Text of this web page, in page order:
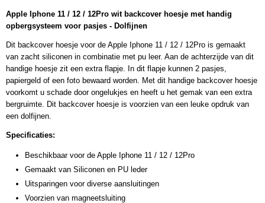
Apple Iphone 11 / 12 / 12Pro wit backcover hoesje met handig
opbergsysteem voor pasjes - Dolfijnen
Dit backcover hoesje voor de Apple Iphone 11 / 12 / 12Pro is gemaakt
van zacht siliconen in combinatie met pu leer. Aan de achterzijde van dit
handige hoesje zit een extra flapje. In dit flapje kunnen 2 pasjes,
papiergeld of een foto bewaard worden. Met dit handige backcover hoesje
voorkomt u schade door ongelukjes en heeft u het gemak van een extra
bergruimte. Dit backcover hoesje is voorzien van een leuke opdruk van
een dolfijnen.
Specificaties:
Beschikbaar voor de Apple Iphone 11 / 12 / 12Pro
Gemaakt van Siliconen en PU leder
Uitsparingen voor diverse aansluitingen
Voorzien van magneetsluiting